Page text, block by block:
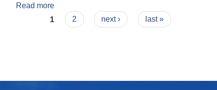
Read more
Pages
1 2 next › last »